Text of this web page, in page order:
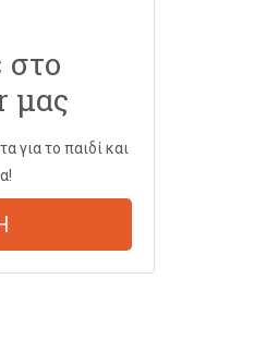
στο
μας
για το παιδί και